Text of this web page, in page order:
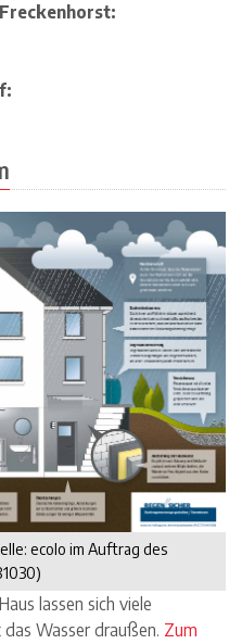
ecolo im Auftrag des
lassen sich viele
Wasser draußen. Zum